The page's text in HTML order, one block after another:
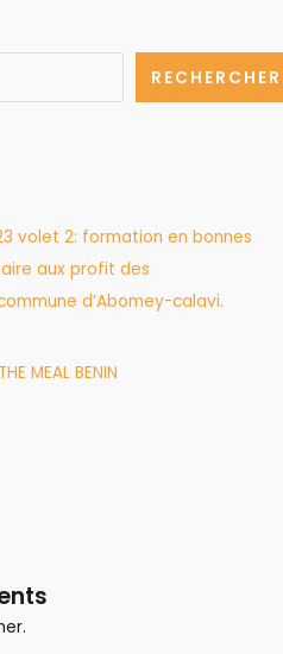
RECHERCHER
volet 2: formation en bonnes
aux profit des
d’Abomey-calavi.
MEAL BENIN